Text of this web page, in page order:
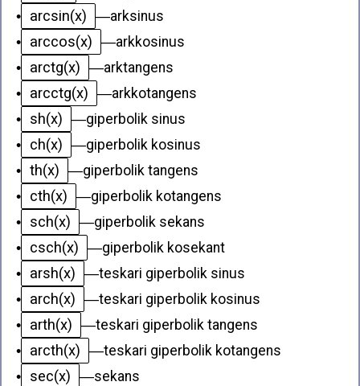
•
arcsin(x) —arksinus
•
arccos(x) —arkkosinus
•
arctg(x) —arktangens
•
arcctg(x) —arkkotangens
•
sh(x) —giperbolik sinus
•
ch(x) —giperbolik kosinus
• th(x) —giperbolik tangens
•
cth(x) —giperbolik kotangens
•
sch(x) —giperbolik sekans
•
csch(x) —giperbolik kosekant
•
arsh(x) —teskari giperbolik sinus
•
arch(x) —teskari giperbolik kosinus
•
arth(x) —teskari giperbolik tangens
•
arcth(x) —teskari giperbolik kotangens
•
sec(x) —sekans